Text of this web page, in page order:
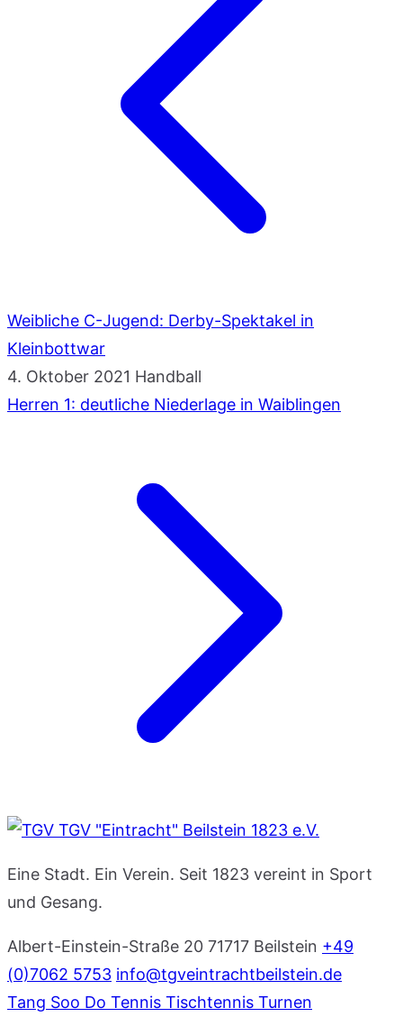
Weibliche C-Jugend: Derby-Spektakel in
Kleinbottwar
4. Oktober 2021 Handball
Herren 1: deutliche Niederlage in Waiblingen
TGV "Eintracht" Beilstein 1823 e.V.
Eine Stadt. Ein Verein. Seit 1823 vereint in Sport
und Gesang.
Albert-Einstein-Straße 20 71717 Beilstein +49
(0)7062 5753 info@tgveintrachtbeilstein.de
Tang Soo Do Tennis Tischtennis Turnen